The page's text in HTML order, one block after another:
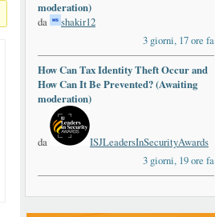
moderation)
da
shakir12
3 giorni, 17 ore fa
How Can Tax Identity Theft Occur and
How Can It Be Prevented? (Awaiting
moderation)
da
ISJLeadersInSecurityAwards
3 giorni, 19 ore fa